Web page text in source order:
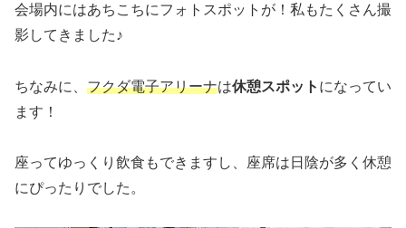
会場内にはあちこちにフォトスポットが！私もたくさん撮
影してきました♪
ちなみに、 フクダ電子アリーナは休憩スポット になってい
ます！
座ってゆっくり飲食もできますし、座席は日陰が多く休憩
にぴったりでした。